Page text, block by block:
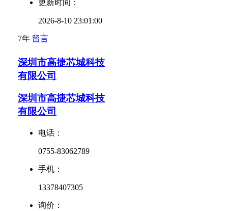
更新时间：
2026-8-10 23:01:00
7年 留言
深圳市高捷芯城科技
有限公司
深圳市高捷芯城科技
有限公司
电话：
0755-83062789
手机：
13378407305
询价：